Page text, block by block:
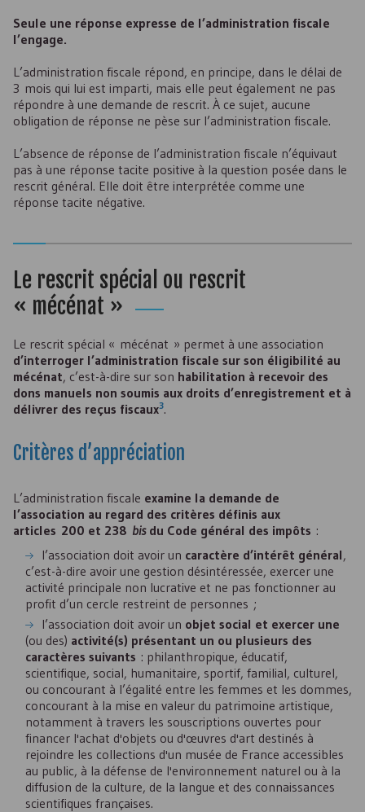
Seule une réponse expresse de l’administration fiscale
l’engage.
L’administration fiscale répond, en principe, dans le délai de
3 mois qui lui est imparti, mais elle peut également ne pas
répondre à une demande de rescrit. À ce sujet, aucune
obligation de réponse ne pèse sur l’administration fiscale.
L’absence de réponse de l’administration fiscale n’équivaut
pas à une réponse tacite positive à la question posée dans le
rescrit général. Elle doit être interprétée comme une
réponse tacite négative.
Le rescrit spécial ou rescrit
« mécénat »
Le rescrit spécial « mécénat » permet à une association
d’interroger l’administration fiscale sur son éligibilité au
mécénat, c’est-à-dire sur son habilitation à recevoir des
dons manuels non soumis aux droits d’enregistrement et à
délivrer des reçus fiscaux3.
Critères d’appréciation
L’administration fiscale examine la demande de
l’association au regard des critères définis aux
articles 200 et 238 bisdu Code général des impôts :
l’association doit avoir un caractère d’intérêt général,
c’est-à-dire avoir une gestion désintéressée, exercer une
activité principale non lucrative et ne pas fonctionner au
profit d’un cercle restreint de personnes ;
l’association doit avoir un objet social et exercer une
(ou des) activité(s) présentant un ou plusieurs des
caractères suivants : philanthropique, éducatif,
scientifique, social, humanitaire, sportif, familial, culturel,
ou concourant à l’égalité entre les femmes et les dommes,
concourant à la mise en valeur du patrimoine artistique,
notamment à travers les souscriptions ouvertes pour
financer l'achat d'objets ou d'œuvres d'art destinés à
rejoindre les collections d'un musée de France accessibles
au public, à la défense de l'environnement naturel ou à la
diffusion de la culture, de la langue et des connaissances
scientifiques françaises.